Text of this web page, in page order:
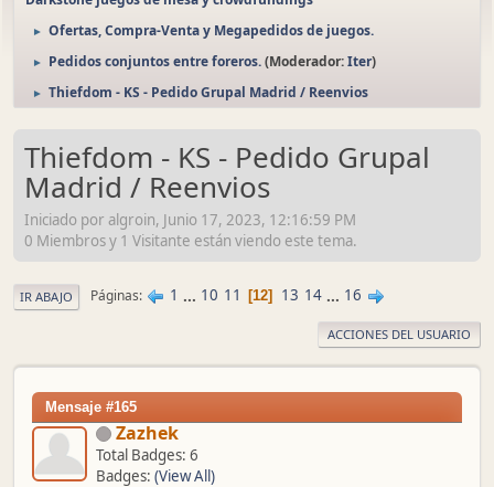
► Ofertas, Compra-Venta y Megapedidos de juegos.
► Pedidos conjuntos entre foreros.(Moderador:Iter)
► Thiefdom - KS - Pedido Grupal Madrid / Reenvios
Thiefdom - KS - Pedido Grupal
Madrid / Reenvios
Iniciado por algroin, Junio 17, 2023, 12:16:59 PM
0 Miembros y 1 Visitante están viendo este tema.
IR ABAJO Páginas 1 ... 10 11 12 13 14 ... 16
ACCIONES DEL USUARIO
Mensaje #165
Zazhek
Total Badges: 6
Badges: (View All)